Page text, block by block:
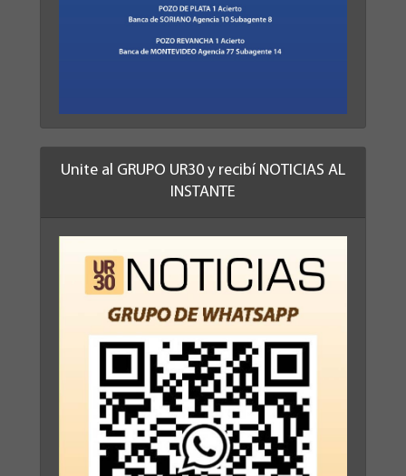
Unite al GRUPO UR30 y recibí NOTICIAS AL
INSTANTE